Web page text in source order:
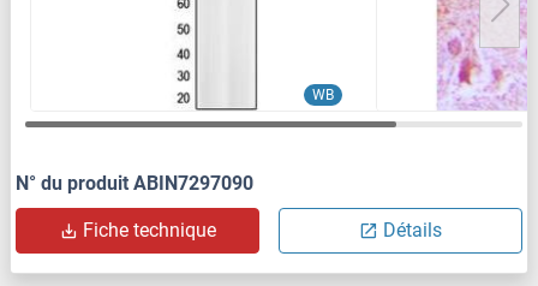
WB
N° du produit ABIN7297090
Fiche technique Détails